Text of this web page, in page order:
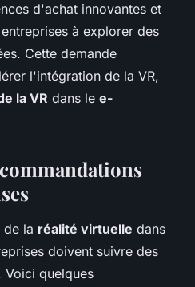
d'achat innovantes et
à explorer des
Cette demande
l'intégration de la VR,
la VR dans le e-
de la réalité virtuelle dans
doivent suivre des
Voici quelques